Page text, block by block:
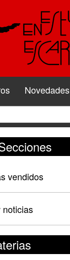
Novedades
vendidos
noticias